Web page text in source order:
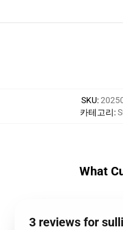
SKU:
카테고리:
What
3 reviews for